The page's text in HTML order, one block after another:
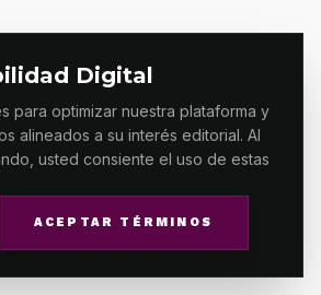
Digital
para optimizar nuestra plataforma y
alineados a su interés editorial. Al
usted consiente el uso de estas
ACEPTAR TÉRMINOS
autoridades muerte
hombre atropellado por
en San Martín
y reclasificación de
a homicidio intencional